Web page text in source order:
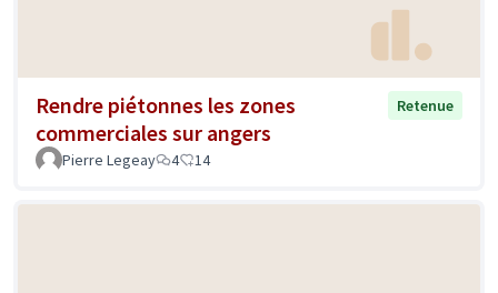
Rendre piétonnes les zones
commerciales sur angers
Retenue
Pierre Legeay 4 14